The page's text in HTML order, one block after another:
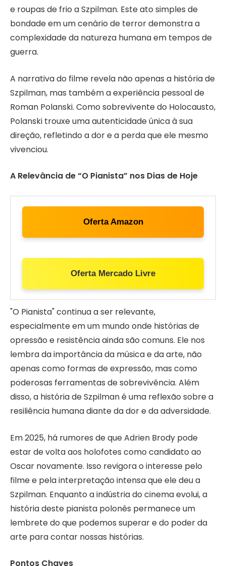
e roupas de frio a Szpilman. Este ato simples de
bondade em um cenário de terror demonstra a
complexidade da natureza humana em tempos de
guerra.
A narrativa do filme revela não apenas a história de
Szpilman, mas também a experiência pessoal de
Roman Polanski. Como sobrevivente do Holocausto,
Polanski trouxe uma autenticidade única à sua
direção, refletindo a dor e a perda que ele mesmo
vivenciou.
A Relevância de “O Pianista” nos Dias de Hoje
Oferta Amazon
Oferta Mercado Livre
"O Pianista" continua a ser relevante,
especialmente em um mundo onde histórias de
opressão e resistência ainda são comuns. Ele nos
lembra da importância da música e da arte, não
apenas como formas de expressão, mas como
poderosas ferramentas de sobrevivência. Além
disso, a história de Szpilman é uma reflexão sobre a
resiliência humana diante da dor e da adversidade.
Em 2025, há rumores de que Adrien Brody pode
estar de volta aos holofotes como candidato ao
Oscar novamente. Isso revigora o interesse pelo
filme e pela interpretação intensa que ele deu a
Szpilman. Enquanto a indústria do cinema evolui, a
história deste pianista polonês permanece um
lembrete do que podemos superar e do poder da
arte para contar nossas histórias.
Pontos Chaves